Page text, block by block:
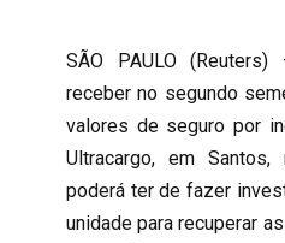
SÃO PAULO
receber no segundo
valores de seguro por
Ultracargo, em
poderá ter de fazer
unidade para recuperar